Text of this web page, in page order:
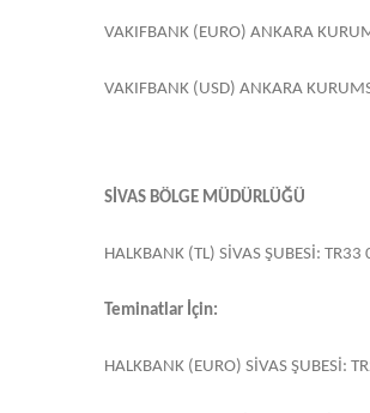
VAKIFBANK (EURO) ANKARA
VAKIFBANK (USD) ANKARA
SİVAS BÖLGE MÜDÜRLÜĞÜ
HALKBANK (TL) SİVAS ŞUBESİ:
Teminatlar İçin:
HALKBANK (EURO) SİVAS